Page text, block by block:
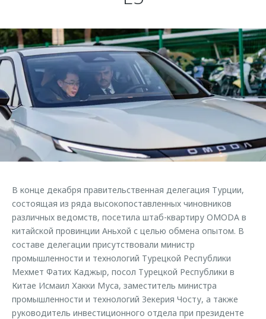
Страхование
Кредитный калькулятор
Аксессуары
Одежда и сувениры
Оригинальные аксессуары
Запчасти
Трейд-ин
Дополнительная техническая поддержка
Руководства по эксплуатации
Клиентская поддержка
O&J Автоклуб
Клуб владельцев OMODA
Приложение O&J
Аксессуары
Оригинальные аксессуары
Запчасти
В конце декабря правительственная делегация Турции,
состоящая из ряда высокопоставленных чиновников
различных ведомств, посетила штаб-квартиру OMODA в
китайской провинции Аньхой с целью обмена опытом. В
составе делегации присутствовали министр
промышленности и технологий Турецкой Республики
Мехмет Фатих Каджыр, посол Турецкой Республики в
Китае Исмаил Хакки Муса, заместитель министра
промышленности и технологий Зекерия Чосту, а также
руководитель инвестиционного отдела при президенте